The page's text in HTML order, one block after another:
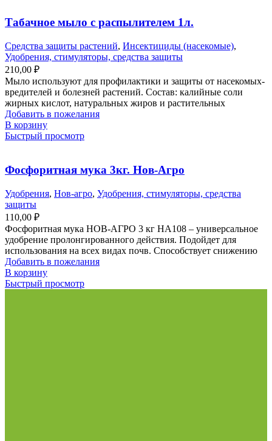
Табачное мыло с распылителем 1л.
Средства защиты растений, Инсектициды (насекомые),
Удобрения, стимуляторы, средства защиты
210,00 ₽
Мыло используют для профилактики и защиты от насекомых-
вредителей и болезней растений. Состав: калийные соли
жирных кислот, натуральных жиров и растительных
Добавить в пожелания
В корзину
Быстрый просмотр
Фосфоритная мука 3кг. Нов-Агро
Удобрения, Нов-агро, Удобрения, стимуляторы, средства
защиты
110,00 ₽
Фосфоритная мука НОВ-АГРО 3 кг НА108 – универсальное
удобрение пролонгированного действия. Подойдет для
использования на всех видах почв. Способствует снижению
Добавить в пожелания
В корзину
Быстрый просмотр